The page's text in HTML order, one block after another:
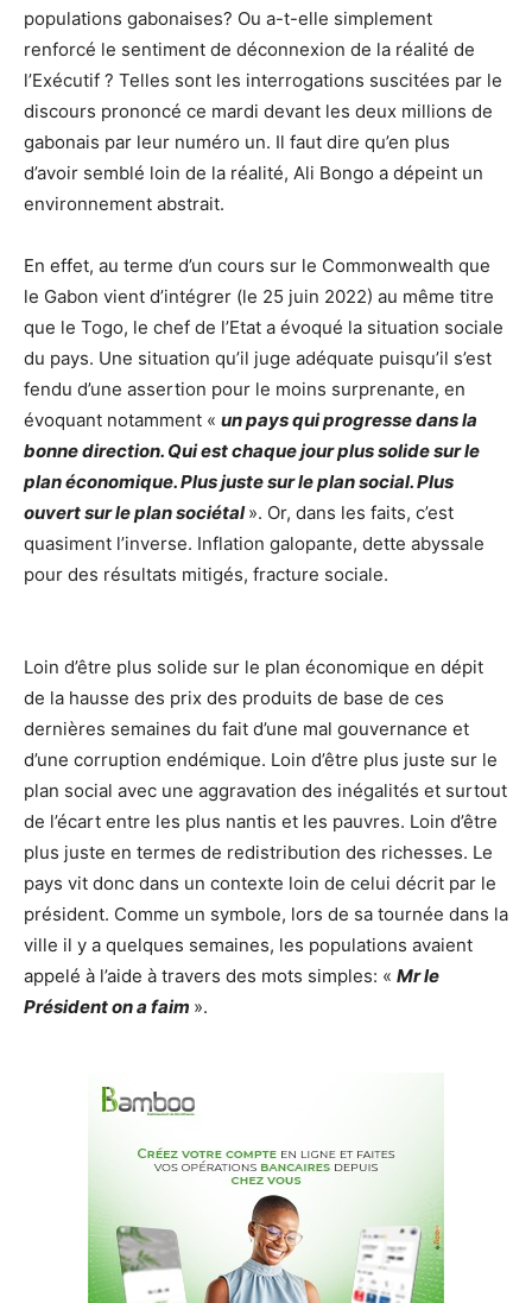
populations gabonaises? Ou a-t-elle simplement
renforcé le sentiment de déconnexion de la réalité de
l’Exécutif ? Telles sont les interrogations suscitées par le
discours prononcé ce mardi devant les deux millions de
gabonais par leur numéro un. Il faut dire qu’en plus
d’avoir semblé loin de la réalité, Ali Bongo a dépeint un
environnement abstrait.
En effet, au terme d’un cours sur le Commonwealth que
le Gabon vient d’intégrer (le 25 juin 2022) au même titre
que le Togo, le chef de l’Etat a évoqué la situation sociale
du pays. Une situation qu’il juge adéquate puisqu’il s’est
fendu d’une assertion pour le moins surprenante, en
évoquant notamment « un pays qui progresse dans la
bonne direction. Qui est chaque jour plus solide sur le
plan économique. Plus juste sur le plan social. Plus
ouvert sur le plan sociétal». Or, dans les faits, c’est
quasiment l’inverse. Inflation galopante, dette abyssale
pour des résultats mitigés, fracture sociale.
Loin d’être plus solide sur le plan économique en dépit
de la hausse des prix des produits de base de ces
dernières semaines du fait d’une mal gouvernance et
d’une corruption endémique. Loin d’être plus juste sur le
plan social avec une aggravation des inégalités et surtout
de l’écart entre les plus nantis et les pauvres. Loin d’être
plus juste en termes de redistribution des richesses. Le
pays vit donc dans un contexte loin de celui décrit par le
président. Comme un symbole, lors de sa tournée dans la
ville il y a quelques semaines, les populations avaient
appelé à l’aide à travers des mots simples: « Mr le
Président on a faim ».